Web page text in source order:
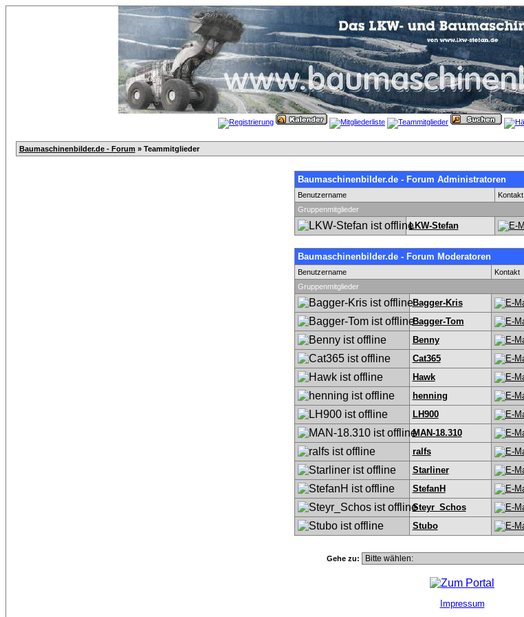
Baumaschinenbilder.de - Forum » Teammitglieder
Baumaschinenbilder.de - Forum Administratoren
Benutzername
Kontakt
Gruppenmitglieder
LKW-Stefan
Baumaschinenbilder.de - Forum Moderatoren
Benutzername
Kontakt
Gruppenmitglieder
Bagger-Kris
Bagger-Tom
Benny
Cat365
Hawk
henning
LH900
MAN-18.310
ralfs
Starliner
StefanH
Steyr_Schos
Stubo
Gehe zu:
Impressum